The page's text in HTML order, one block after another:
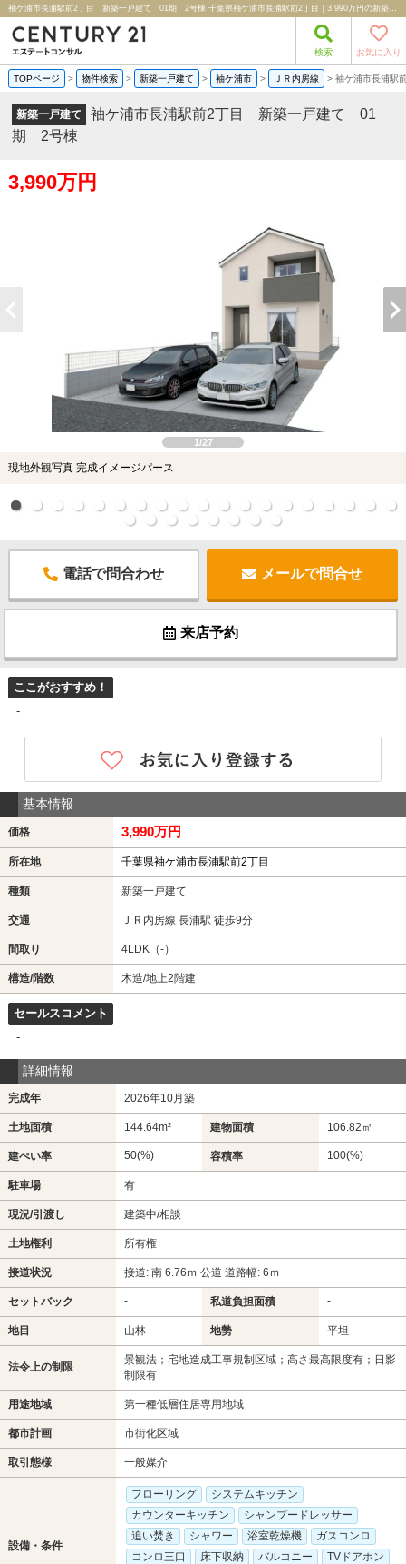
袖ケ浦市長浦駅前2丁目 新築一戸建て 01期 2号棟 千葉県袖ケ浦市長浦駅前2丁目｜3,990万円の新築一戸建て｜分譲住宅や新築物件｜株式会社エステートコンサル
検索 お気に入り
TOPページ > 物件検索 > 新築一戸建て > 袖ケ浦市 > ＪＲ内房線 > 袖ケ浦市長浦
新築一戸建て
袖ケ浦市長浦駅前2丁目 新築一戸建て 01
期 2号棟
3,990万円
1/27
現地外観写真 完成イメージパース
電話で問合わせ メールで問合せ
来店予約
ここがおすすめ！
-
基本情報
価格 3,990万円
所在地 千葉県袖ケ浦市長浦駅前2丁目
種類 新築一戸建て
交通 ＪＲ内房線 長浦駅 徒歩9分
間取り 4LDK（-）
構造/階数 木造/地上2階建
セールスコメント
-
詳細情報
完成年 2026年10月築
土地面積 144.64m² 建物面積 106.82㎡
建ぺい率 50(%) 容積率 100(%)
駐車場 有
現況/引渡し 建築中/相談
土地権利 所有権
接道状況 接道: 南 6.76ｍ 公道 道路幅: 6ｍ
セットバック - 私道負担面積 -
地目 山林 地勢 平坦
法令上の制限
景観法；宅地造成工事規制区域；高さ最高限度有；日影
制限有
用途地域 第一種低層住居専用地域
都市計画 市街化区域
取引態様 一般媒介
設備・条件
フローリング
システムキッチン
カウンターキッチン
シャンプードレッサー
追い焚き
シャワー 浴室乾燥機
ガスコンロ
コンロ三口
床下収納 バルコニー
TVドアホン